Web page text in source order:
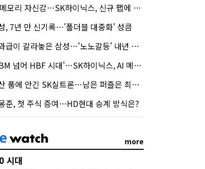
모리 자신감…SK하이닉스, 신규 팹에 54조 투자
, 7년 만 신기록…'폴더블 대중화' 성큼
이 갈라놓은 삼성…'노노갈등' 내년 교섭 판 흔들까
넘어 HBF 시대'…SK하이닉스, AI 메모리 표준 선점 나섰다
품에 안긴 SK실트론…남은 퍼즐은 최태원 지분 29.4%
준, 첫 주식 증여…HD현대 승계 방식은?
more
시대